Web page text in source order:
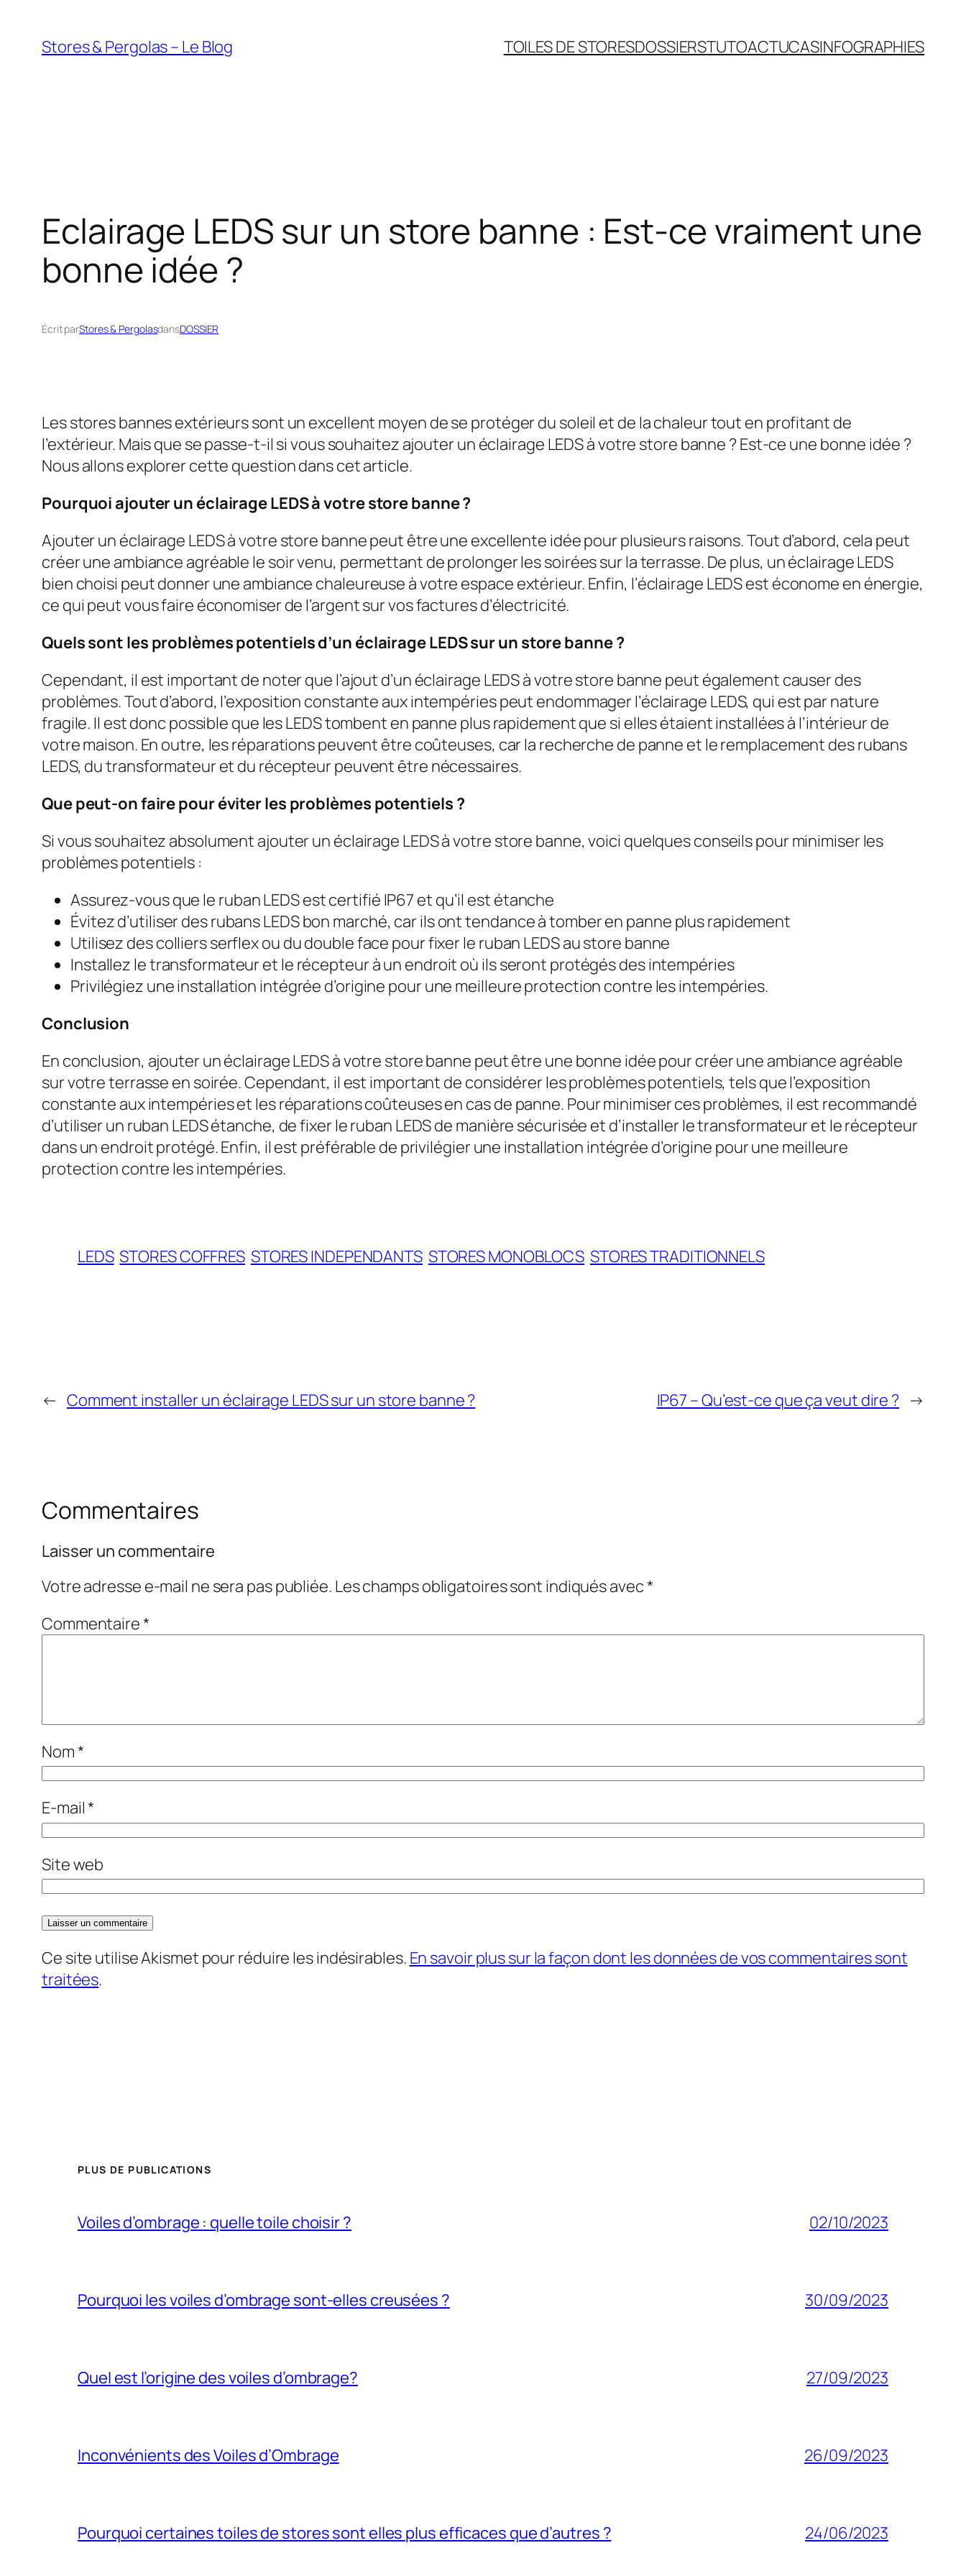
contenu
Stores & Pergolas – Le Blog TOILES DE STORESDOSSIERSTUTOACTUCASINFOGRAPHIES
Eclairage LEDS sur un store banne : Est-ce vraiment une
bonne idée ?
Écrit parStores & PergolasdansDOSSIER
Les stores bannes extérieurs sont un excellent moyen de se protéger du soleil et de la chaleur tout en profitant de
l’extérieur. Mais que se passe-t-il si vous souhaitez ajouter un éclairage LEDS à votre store banne ? Est-ce une bonne idée ?
Nous allons explorer cette question dans cet article.
Pourquoi ajouter un éclairage LEDS à votre store banne ?
Ajouter un éclairage LEDS à votre store banne peut être une excellente idée pour plusieurs raisons. Tout d’abord, cela peut
créer une ambiance agréable le soir venu, permettant de prolonger les soirées sur la terrasse. De plus, un éclairage LEDS
bien choisi peut donner une ambiance chaleureuse à votre espace extérieur. Enfin, l’éclairage LEDS est économe en énergie,
ce qui peut vous faire économiser de l’argent sur vos factures d’électricité.
Quels sont les problèmes potentiels d’un éclairage LEDS sur un store banne ?
Cependant, il est important de noter que l’ajout d’un éclairage LEDS à votre store banne peut également causer des
problèmes. Tout d’abord, l’exposition constante aux intempéries peut endommager l’éclairage LEDS, qui est par nature
fragile. Il est donc possible que les LEDS tombent en panne plus rapidement que si elles étaient installées à l’intérieur de
votre maison. En outre, les réparations peuvent être coûteuses, car la recherche de panne et le remplacement des rubans
LEDS, du transformateur et du récepteur peuvent être nécessaires.
Que peut-on faire pour éviter les problèmes potentiels ?
Si vous souhaitez absolument ajouter un éclairage LEDS à votre store banne, voici quelques conseils pour minimiser les
problèmes potentiels :
Assurez-vous que le ruban LEDS est certifié IP67 et qu’il est étanche
Évitez d’utiliser des rubans LEDS bon marché, car ils ont tendance à tomber en panne plus rapidement
Utilisez des colliers serflex ou du double face pour fixer le ruban LEDS au store banne
Installez le transformateur et le récepteur à un endroit où ils seront protégés des intempéries
Privilégiez une installation intégrée d’origine pour une meilleure protection contre les intempéries.
Conclusion
En conclusion, ajouter un éclairage LEDS à votre store banne peut être une bonne idée pour créer une ambiance agréable
sur votre terrasse en soirée. Cependant, il est important de considérer les problèmes potentiels, tels que l’exposition
constante aux intempéries et les réparations coûteuses en cas de panne. Pour minimiser ces problèmes, il est recommandé
d’utiliser un ruban LEDS étanche, de fixer le ruban LEDS de manière sécurisée et d’installer le transformateur et le récepteur
dans un endroit protégé. Enfin, il est préférable de privilégier une installation intégrée d’origine pour une meilleure
protection contre les intempéries.
LEDS STORES COFFRES STORES INDEPENDANTS STORES MONOBLOCS STORES TRADITIONNELS
← Comment installer un éclairage LEDS sur un store banne ? IP67 – Qu’est-ce que ça veut dire ? →
Commentaires
Laisser un commentaire
Votre adresse e-mail ne sera pas publiée. Les champs obligatoires sont indiqués avec*
Commentaire*
Nom*
E-mail*
Site web
Ce site utilise Akismet pour réduire les indésirables. En savoir plus sur la façon dont les données de vos commentaires sont
traitées.
PLUS DE PUBLICATIONS
Voiles d’ombrage : quelle toile choisir ? 02/10/2023
Pourquoi les voiles d’ombrage sont-elles creusées ? 30/09/2023
Quel est l’origine des voiles d’ombrage? 27/09/2023
Inconvénients des Voiles d’Ombrage 26/09/2023
Pourquoi certaines toiles de stores sont elles plus efficaces que d’autres ? 24/06/2023